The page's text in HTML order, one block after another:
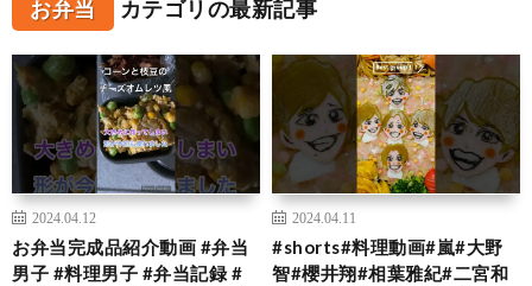
お弁当 カテゴリの最新記事
2024.04.12
お弁当完成品紹介動画 #弁当
男子 #料理男子 #弁当記録 #
2024.04.11
#shorts#料理動画#嵐#大野
智#櫻井翔#相葉雅紀#二宮和